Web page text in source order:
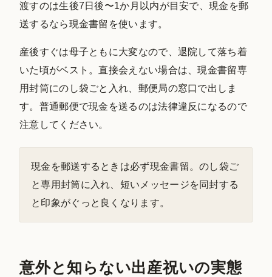
渡すのは生後7日後〜1か月以内が目安で、現金を郵
送するなら現金書留を使います。
産後すぐは母子ともに大変なので、退院して落ち着
いた頃がベスト。直接会えない場合は、現金書留専
用封筒にのし袋ごと入れ、郵便局の窓口で出しま
す。普通郵便で現金を送るのは法律違反になるので
注意してください。
現金を郵送するときは必ず現金書留。のし袋ご
と専用封筒に入れ、短いメッセージを同封する
と印象がぐっと良くなります。
意外と知らない出産祝いの実態